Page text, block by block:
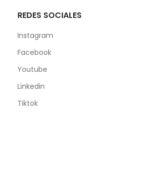
REDES SOCIALES
Instagram
Facebook
Youtube
Linkedin
Tiktok